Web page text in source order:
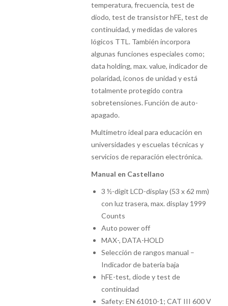
temperatura, frecuencia, test de
diodo, test de transistor hFE, test de
continuidad, y medidas de valores
lógicos TTL. También incorpora
algunas funciones especiales como;
data holding, max. value, indicador de
polaridad, iconos de unidad y está
totalmente protegido contra
sobretensiones. Función de auto-
apagado.
Multímetro ideal para educación en
universidades y escuelas técnicas y
servicios de reparación electrónica.
Manual en Castellano
3 ½-digit LCD-display (53 x 62 mm)
con luz trasera, max. display 1999
Counts
Auto power off
MAX-, DATA-HOLD
Selección de rangos manual –
Indicador de batería baja
hFE-test, diode y test de
continuidad
Safety: EN 61010-1; CAT III 600 V